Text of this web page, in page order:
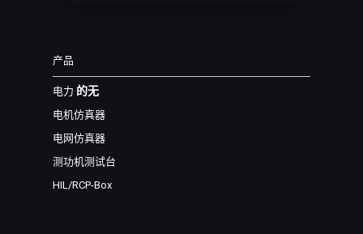
产品
电力 的无
电机仿真器
电网仿真器
测功机测试台
HIL/RCP-Box